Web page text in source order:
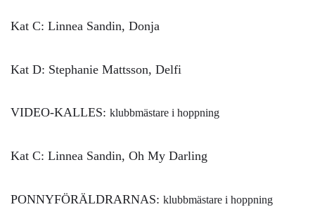
Kat C: Linnea Sandin, Donja
Kat D: Stephanie Mattsson, Delfi
VIDEO-KALLES: klubbmästare i hoppning
Kat C: Linnea Sandin, Oh My Darling
PONNYFÖRÄLDRARNAS: klubbmästare i hoppning